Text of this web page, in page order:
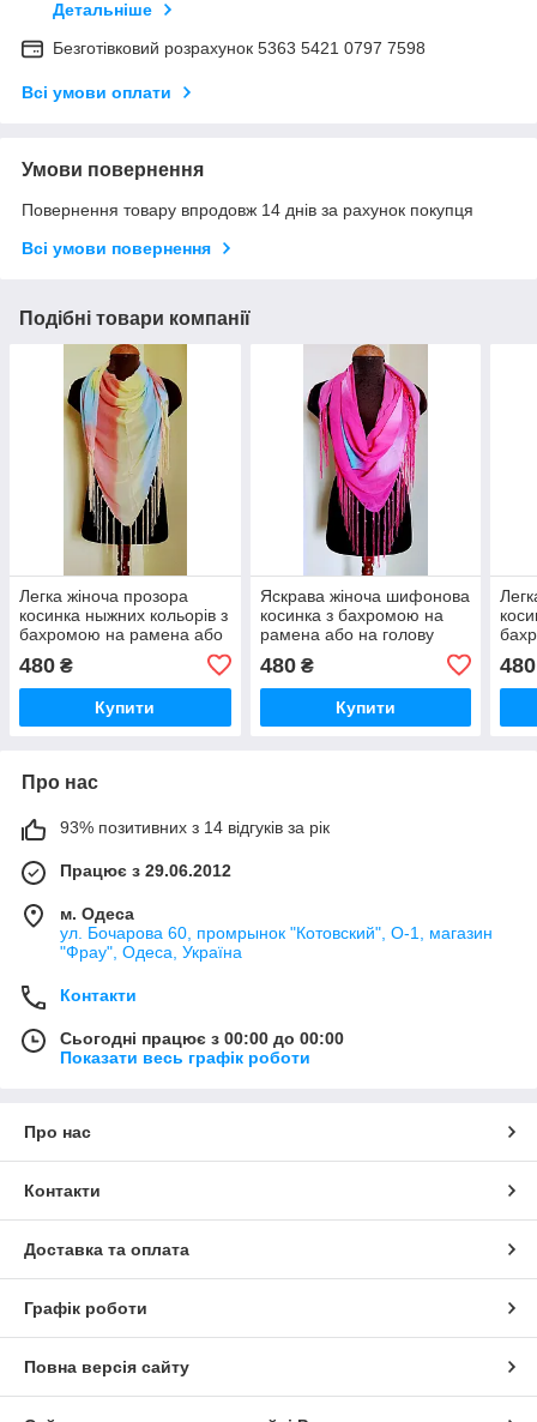
Детальніше
Безготівковий розрахунок 5363 5421 0797 7598
Всі умови оплати
Умови повернення
Повернення товару впродовж 14 днів за рахунок покупця
Всі умови повернення
Подібні товари компанії
Легка жіноча прозора
косинка ныжних кольорів з
бахромою на рамена або
480 ₴
Купити
Яскрава жіноча шифонова
косинка з бахромою на
рамена або на голову
480₴
Купити
480
Про нас
93% позитивних з 14 відгуків за рік
Працює з 29.06.2012
м. Одеса
ул. Бочарова 60, промрынок "Котовский", О-1, магазин
"Фрау", Одеса, Україна
Контакти
Сьогодні працює з 00:00 до 00:00
Показати весь графік роботи
Про нас
Контакти
Доставка та оплата
Графік роботи
Повна версія сайту